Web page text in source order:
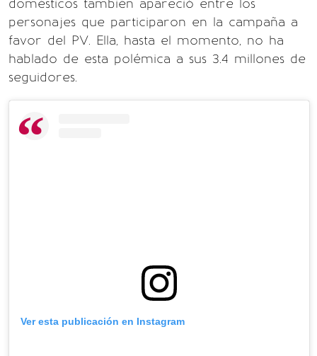
domésticos también apareció entre los
personajes que participaron en la campaña a
favor del PV. Ella, hasta el momento, no ha
hablado de esta polémica a sus 3.4 millones de
seguidores.
Ver esta publicación en Instagram